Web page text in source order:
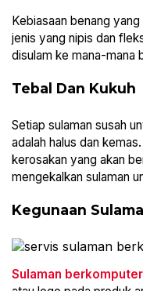
Kebiasaan benang
jenis yang nipis dan
disulam ke mana-mana
Tebal Dan Kukuh
Setiap sulaman susah
adalah halus dan
kerosakan yang akan
mengekalkan sulaman
Kegunaan
Sulaman berkomputer